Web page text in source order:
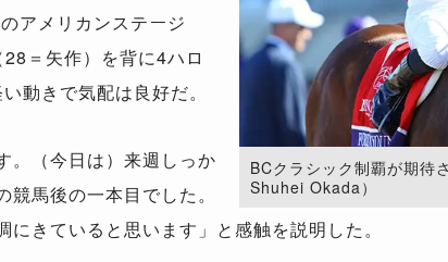
BCクラシック制覇が期待
Shuhei Okada）
アメリカンステージ
＝矢作）を背に4ハロ
動きで気配は良好だ。
。（今日は）来週しっか
馬後の一本目でした。
にきていると思います」と感触を説明した。